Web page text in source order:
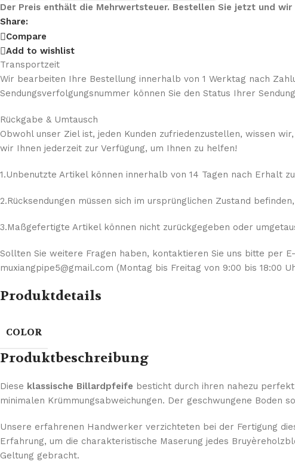
Der Preis enthält die Mehrwertsteuer. Bestellen Sie jetzt und wir
Share:
Compare
Add to wishlist
Transportzeit
Wir bearbeiten Ihre Bestellung innerhalb von 1 Werktag nach
Sendungsverfolgungsnummer können Sie den Status Ihrer
Rückgabe & Umtausch
Obwohl unser Ziel ist, jeden Kunden zufriedenzustellen, wissen
wir Ihnen jederzeit zur Verfügung, um Ihnen zu helfen!
1.Unbenutzte Artikel können innerhalb von 14 Tagen nach Erhalt
2.Rücksendungen müssen sich im ursprünglichen Zustand
3.Maßgefertigte Artikel können nicht zurückgegeben oder
Sollten Sie weitere Fragen haben, kontaktieren Sie uns bitte per
muxiangpipe5@gmail.com (Montag bis Freitag von 9:00 bis 18:00
Produktdetails
COLOR
Produktbeschreibung
Diese klassische Billardpfeife besticht durch ihren nahezu
minimalen Krümmungsabweichungen. Der geschwungene Boden
Unsere erfahrenen Handwerker verzichteten bei der Fertigung
Erfahrung, um die charakteristische Maserung jedes
Geltung gebracht.